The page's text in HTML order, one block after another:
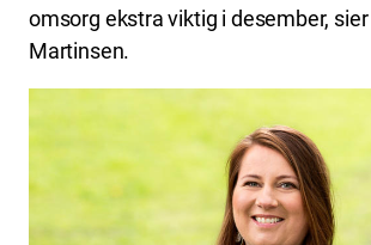
omsorg ekstra viktig i desember,
Martinsen.